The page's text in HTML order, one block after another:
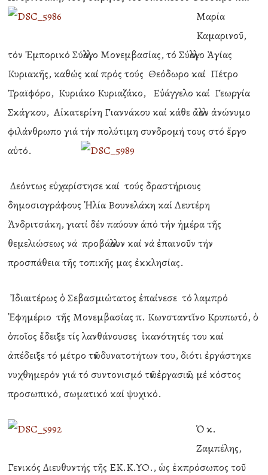
Μαρία
Καμαρινοῦ,
τόν Ἐμπορικό Σύλλογο Μονεμβασίας, τό Σύλλογο Ἁγίας
Κυριακῆς, καθώς καί πρός τούς Θεόδωρο καί Πέτρο
Τραϊφόρο, Κυριάκο Κυριαζάκο, Εὐάγγελο καί Γεωργία
Σκάγκου, Αἰκατερίνη Γιαννάκου καί κάθε ἄλλον ἀνώνυμο
φιλάνθρωπο γιά τήν πολύτιμη συνδρομή τους στό ἔργο
αὐτό.
Δεόντως εὐχαρίστησε καί τούς δραστήριους
δημοσιογράφους Ἠλία Βουνελάκη καί Λευτέρη
Ἀνδριτσάκη, γιατί δέν παύουν ἀπό τήν ἡμέρα τῆς
θεμελιώσεως νά προβάλλουν καί νά ἐπαινοῦν τήν
προσπάθεια τῆς τοπικῆς μας ἐκκλησίας.
Ἰδιαιτέρως ὁ Σεβασμιώτατος ἐπαίνεσε τό λαμπρό
Ἐφημέριο τῆς Μονεμβασίας π. Κωνσταντῖνο Κρυπωτό, ὁ
ὁποῖος ἔδειξε τίς λανθάνουσες ἱκανότητές του καί
ἀπέδειξε τό μέτρο τῶν δυνατοτήτων του, διότι ἐργάστηκε
νυχθημερόν γιά τό συντονισμό τῶν ἐργασιῶν, μέ κόστος
προσωπικό, σωματικό καί ψυχικό.
Ὁ κ.
Ζαμπέλης,
Γενικός Διευθυντής τῆς ΕΚ.Κ.ΥΟ., ὡς ἐκπρόσωπος τοῦ